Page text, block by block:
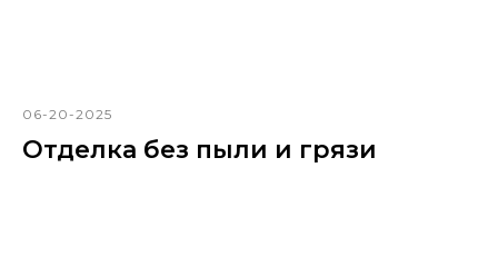
06-20-2025
Отделка без пыли и грязи